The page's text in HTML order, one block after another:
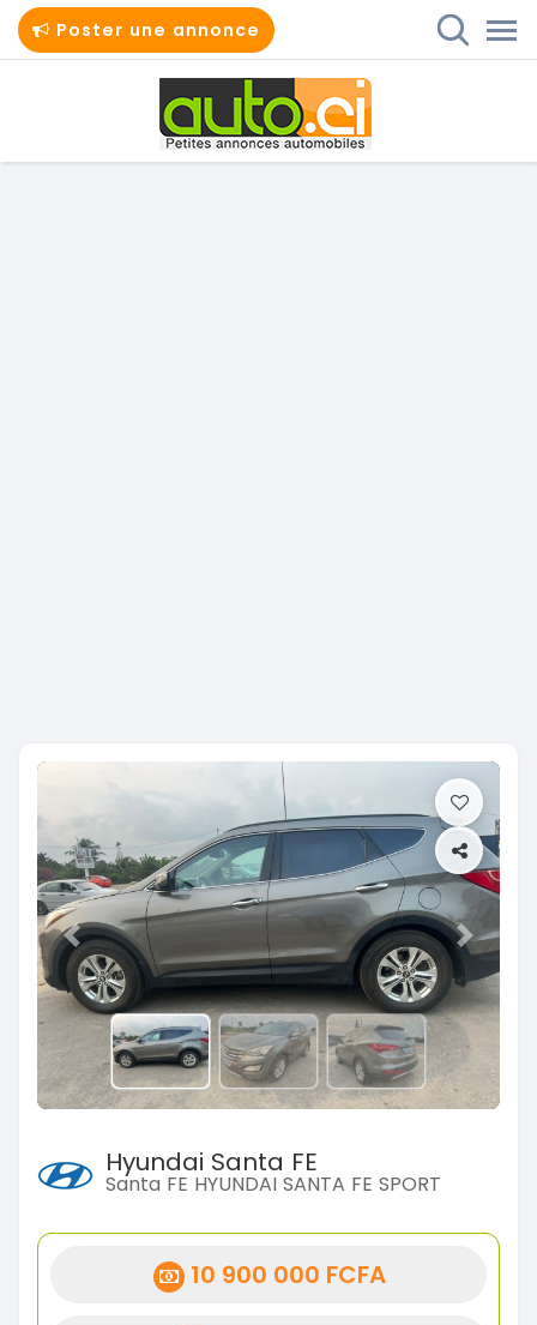
Poster une annonce
Previous Next
Hyundai Santa FE
Santa FE HYUNDAI SANTA FE SPORT
10 900 000 FCFA